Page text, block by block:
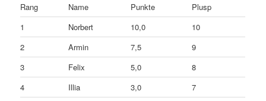
Rang
Name Punkte
Plusp
1
Norbert 10,0
10
2
Armin 7,5
9
3
Felix 5,0
8
4
Illia 3,0
7